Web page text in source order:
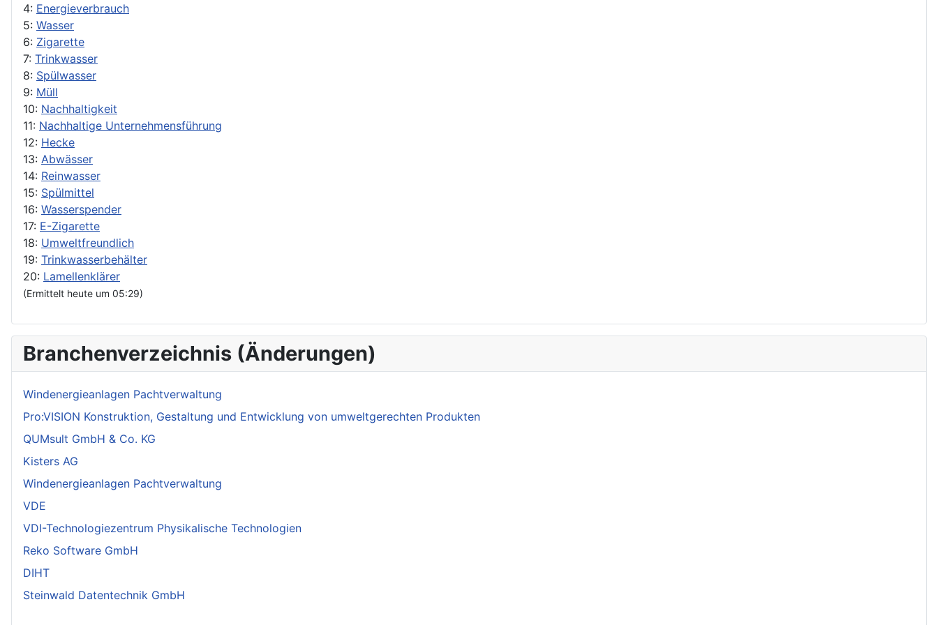
4: Energieverbrauch
5: Wasser
6: Zigarette
7: Trinkwasser
8: Spülwasser
9: Müll
10: Nachhaltigkeit
11: Nachhaltige Unternehmensführung
12: Hecke
13: Abwässer
14: Reinwasser
15: Spülmittel
16: Wasserspender
17: E-Zigarette
18: Umweltfreundlich
19: Trinkwasserbehälter
20: Lamellenklärer
(Ermittelt heute um 05:29)
Branchenverzeichnis (Änderungen)
Windenergieanlagen Pachtverwaltung
Pro:VISION Konstruktion, Gestaltung und Entwicklung von umweltgerechten Produkten
QUMsult GmbH & Co. KG
Kisters AG
Windenergieanlagen Pachtverwaltung
VDE
VDI-Technologiezentrum Physikalische Technologien
Reko Software GmbH
DIHT
Steinwald Datentechnik GmbH